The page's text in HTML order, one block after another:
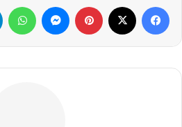
فيسبوك بينتيريست ماسنجر